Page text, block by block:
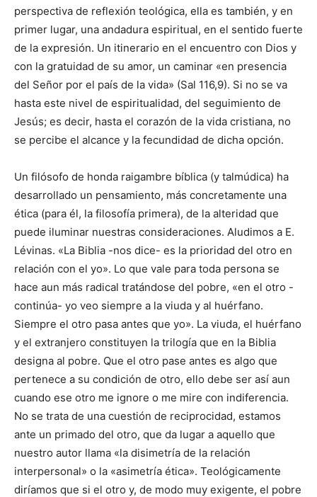
perspectiva de reflexión teológica, ella es también, y en
primer lugar, una andadura espiritual, en el sentido fuerte
de la expresión. Un itinerario en el encuentro con Dios y
con la gratuidad de su amor, un caminar «en presencia
del Señor por el país de la vida» (Sal 116,9). Si no se va
hasta este nivel de espiritualidad, del seguimiento de
Jesús; es decir, hasta el corazón de la vida cristiana, no
se percibe el alcance y la fecundidad de dicha opción.
Un filósofo de honda raigambre bíblica (y talmúdica) ha
desarrollado un pensamiento, más concretamente una
ética (para él, la filosofía primera), de la alteridad que
puede iluminar nuestras consideraciones. Aludimos a E.
Lévinas. «La Biblia -nos dice- es la prioridad del otro en
relación con el yo». Lo que vale para toda persona se
hace aun más radical tratándose del pobre, «en el otro -
continúa- yo veo siempre a la viuda y al huérfano.
Siempre el otro pasa antes que yo». La viuda, el huérfano
y el extranjero constituyen la trilogía que en la Biblia
designa al pobre. Que el otro pase antes es algo que
pertenece a su condición de otro, ello debe ser así aun
cuando ese otro me ignore o me mire con indiferencia.
No se trata de una cuestión de reciprocidad, estamos
ante un primado del otro, que da lugar a aquello que
nuestro autor llama «la disimetría de la relación
interpersonal» o la «asimetría ética». Teológicamente
diríamos que si el otro y, de modo muy exigente, el pobre